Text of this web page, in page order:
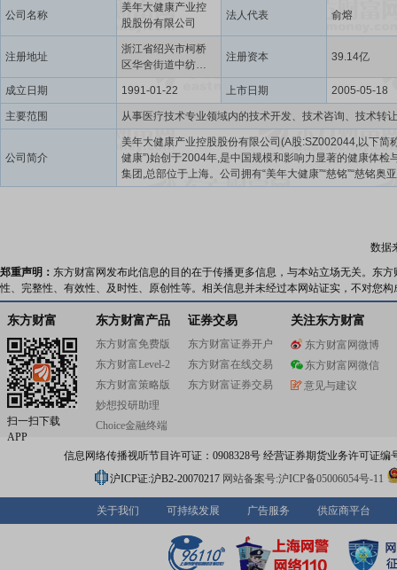
公司名称
美年大健康产业控
股股份有限公司
法人代表 俞熔
注册地址
浙江省绍兴市柯桥
区华舍街道中纺时
代大厦0112室
注册资本 39.14亿
成立日期 1991-01-22 上市日期 2005-05-18
主要范围
公司简介
美年大健康产业控股股份有限公司(A股:SZ002044,以下简
健康”)始创于2004年,是中国规模和影响力显著的健康体检
集团,总部位于上海。公司拥有“美年大健康”“慈铭”“慈铭奥亚
兆”四大健康体检品牌。美年健康以健康体检为核心业务,集
域,为企业和个人客户提供高品质的健康管理服务,在预防医
拥有显著的影响力。近年来,美年健康坚持以数字化赋能用
位全周期健康管理服务,通过上线扁鹊智能体检管理SAAS
实验室信息管理LIS系统、影像归档和通信PACS系统,推进
流程实现数字化、智能化管理,大幅提升医疗质量和客户体
强大影响力的健康产业生态圈,赛道包括口腔、五官专科诊
病管理、基因检测、互联网医院、中医药产业、健康大数
发、健康保险等,已成为医疗和大健康领域中影响力杰出的
司。美年健康始终坚守医者初心,以“守护中国人的生命健康
命,致力于打造全方位全生命周期的数字化健康服务平台,成
医学领域受尊敬的行业领导者,践行健康中国战略,为人类社
数据
郑重声明： 东方财富网发布此信息的目的在于传播更多信息，与本站立场无关。东
性、完整性、有效性、及时性、原创性等。相关信息并未经过本网站证实，不对您
东方财富
扫一扫下载
APP
东方财富产品
东方财富免费版
东方财富Level-2
东方财富策略版
妙想投研助理
Choice金融终端
证券交易
东方财富证券开户
东方财富在线交易
东方财富证券交易
关注东方财富
东方财富网微博
东方财富网微信
意见与建议
信息网络传播视听节目许可证：0908328号 经营证券期货业务许可证编
沪ICP证:沪B2-20070217 网站备案号:沪ICP备05006054号-11
关于我们 可持续发展 广告服务 供应商平台